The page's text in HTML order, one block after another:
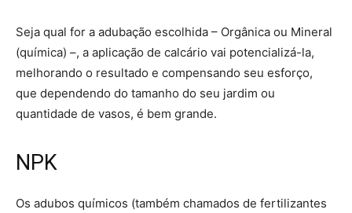
Seja qual for a adubação escolhida – Orgânica ou Mineral
(química) –, a aplicação de calcário vai potencializá-la,
melhorando o resultado e compensando seu esforço,
que dependendo do tamanho do seu jardim ou
quantidade de vasos, é bem grande.
NPK
Os adubos químicos (também chamados de fertilizantes